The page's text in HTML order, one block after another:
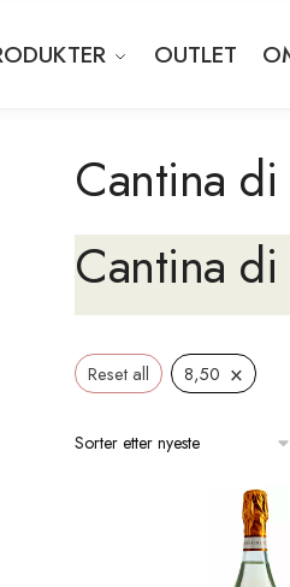
OUTLET
Cantina
Cantina
Reset all 8,50 ×